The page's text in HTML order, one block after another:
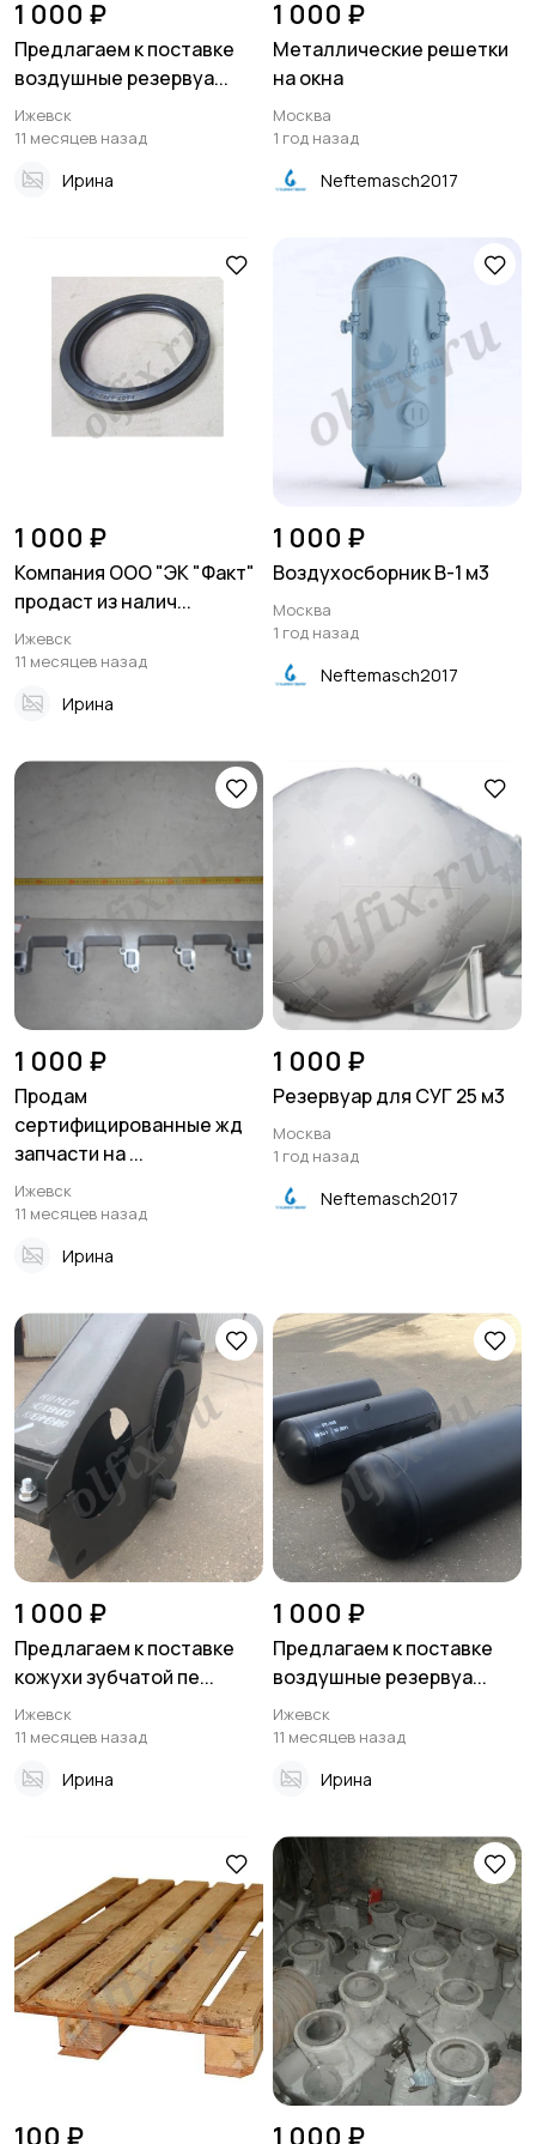
1 000 ₽
Предлагаем к поставке
воздушные резервуа...
Ижевск
11 месяцев назад
Ирина
1 000 ₽
Металлические решетки
на окна
Москва
1 год назад
Neftemasch2017
1 000 ₽
Компания ООО "ЭК "Факт"
продаст из налич...
Ижевск
11 месяцев назад
Ирина
1 000 ₽
Воздухосборник В-1 м3
Москва
1 год назад
Neftemasch2017
1 000 ₽
Продам
сертифицированные жд
запчасти на ...
Ижевск
11 месяцев назад
Ирина
1 000 ₽
Резервуар для СУГ 25 м3
Москва
1 год назад
Neftemasch2017
1 000 ₽
Предлагаем к поставке
кожухи зубчатой пе...
Ижевск
11 месяцев назад
Ирина
1 000 ₽
Предлагаем к поставке
воздушные резервуа...
Ижевск
11 месяцев назад
Ирина